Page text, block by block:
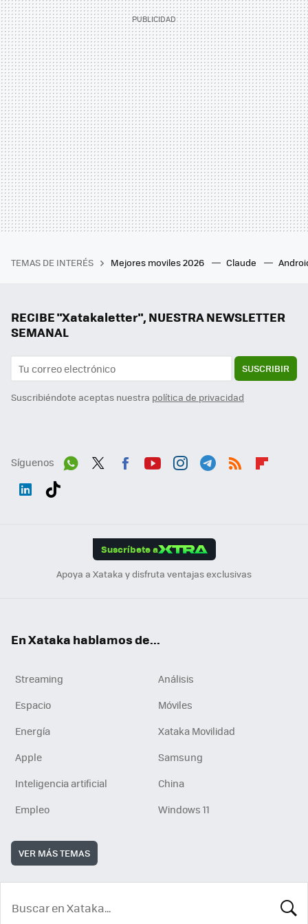
TEMAS DE INTERÉS Mejores moviles 2026 Claude
RECIBE "Xatakaletter", NUESTRA NEWSLETTER
SEMANAL
SUSCRIBIR
Suscribiéndote aceptas nuestra política de privacidad
Síguenos
Suscríbete a
Apoya a Xataka y disfruta ventajas exclusivas
En Xataka hablamos de...
Streaming
Análisis
Espacio
Móviles
Energía
Xataka Movilidad
Apple
Samsung
Inteligencia artificial
China
Empleo
Windows 11
VER MÁS TEMAS